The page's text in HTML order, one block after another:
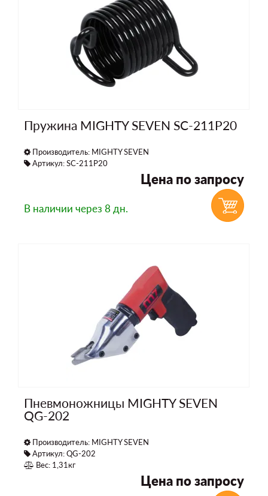
Пружина MIGHTY SEVEN SC-211P20
Производитель: MIGHTY SEVEN
Артикул: SC-211P20
Цена по запросу
В наличии через 8 дн.
Пневмоножницы MIGHTY SEVEN
QG-202
Производитель: MIGHTY SEVEN
Артикул: QG-202
Вес: 1,31кг
Цена по запросу